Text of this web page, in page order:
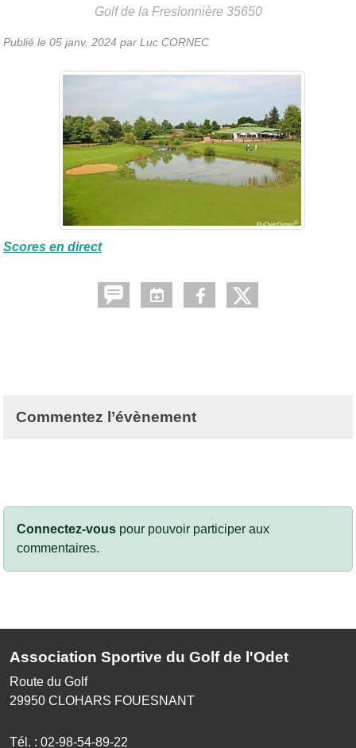
Golf de la Freslonnière 35650
Publié le 05 janv. 2024 par Luc CORNEC
Scores en direct
Commentez l’évènement
Connectez-vous pour pouvoir participer aux
commentaires.
Association Sportive du Golf de l'Odet
Route du Golf
29950 CLOHARS FOUESNANT
Tél. : 02-98-54-89-22